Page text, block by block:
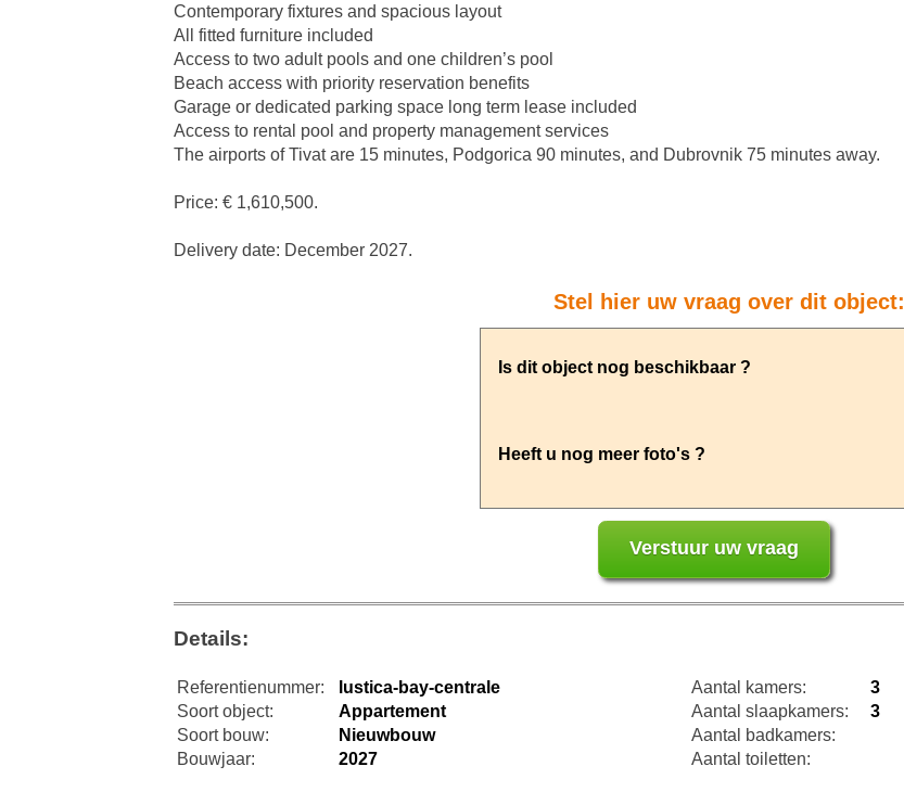
Contemporary fixtures and spacious layout
All fitted furniture included
Access to two adult pools and one children’s pool
Beach access with priority reservation benefits
Garage or dedicated parking space long term lease included
Access to rental pool and property management services
The airports of Tivat are 15 minutes, Podgorica 90 minutes, and Dubrovnik 75 minutes away.
Price: € 1,610,500.
Delivery date: December 2027.
Stel hier uw vraag over dit object:
Details:
Referentienummer:
lustica-bay-centrale
Soort object:
Appartement
Soort bouw:
Nieuwbouw
Bouwjaar:
2027
Aantal kamers:
3
Aantal slaapkamers:
3
Aantal badkamers:
Aantal toiletten: